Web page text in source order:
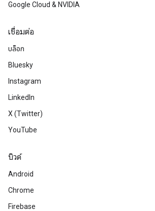
Google Cloud & NVIDIA
เชื่อมต่อ
บล็อก
Bluesky
Instagram
LinkedIn
X (Twitter)
YouTube
บิวด์
Android
Chrome
Firebase